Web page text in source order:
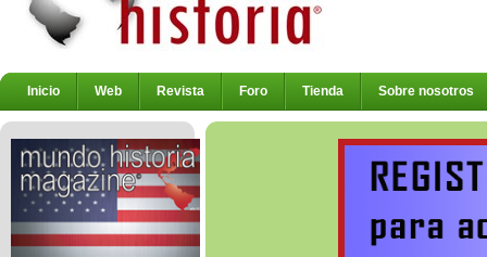
Inicio Web Revista Foro Tienda Sobre nosotros